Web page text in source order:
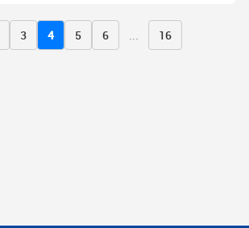
3 4 5 6 ... 16